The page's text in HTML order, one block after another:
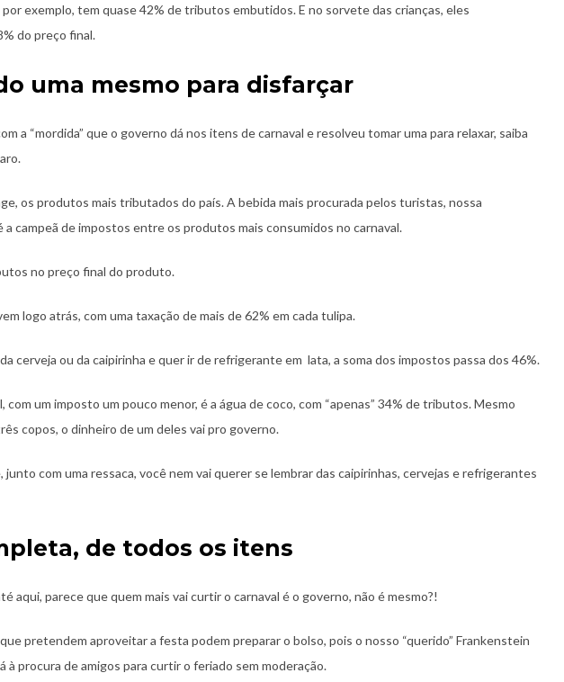
exemplo, tem quase 42% de tributos embutidos. E no sorvete das crianças, eles
do preço final.
uma mesmo para disfarçar
a “mordida” que o governo dá nos itens de carnaval e resolveu tomar uma para relaxar, saiba
os produtos mais tributados do país. A bebida mais procurada pelos turistas, nossa
a campeã de impostos entre os produtos mais consumidos no carnaval.
no preço final do produto.
logo atrás, com uma taxação de mais de 62% em cada tulipa.
cerveja ou da caipirinha e quer ir de refrigerante em lata, a soma dos impostos passa dos 46%.
com um imposto um pouco menor, é a água de coco, com “apenas” 34% de tributos. Mesmo
copos, o dinheiro de um deles vai pro governo.
com uma ressaca, você nem vai querer se lembrar das caipirinhas, cervejas e refrigerantes
de todos os itens
aqui, parece que quem mais vai curtir o carnaval é o governo, não é mesmo?!
pretendem aproveitar a festa podem preparar o bolso, pois o nosso “querido” Frankenstein
procura de amigos para curtir o feriado sem moderação.